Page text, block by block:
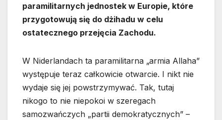
paramilitarnych jednostek w Europie, które
przygotowują się do dżihadu w celu
ostatecznego przejęcia Zachodu.
W Niderlandach ta paramilitarna „armia Allaha”
występuje teraz całkowicie otwarcie. I nikt nie
wydaje się jej powstrzymywać. Tak, tutaj
nikogo to nie niepokoi w szeregach
samozwańczych „partii demokratycznych” –